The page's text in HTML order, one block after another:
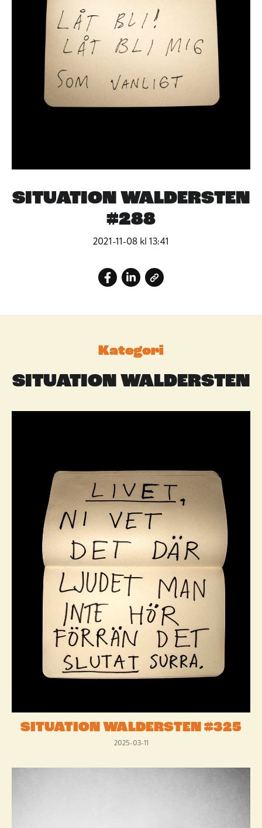
SITUATION WALDERSTEN
#288
2021-11-08 kl 13:41
SITUATION WALDERSTEN
Kategori
SITUATION WALDERSTEN #325
2025-03-11